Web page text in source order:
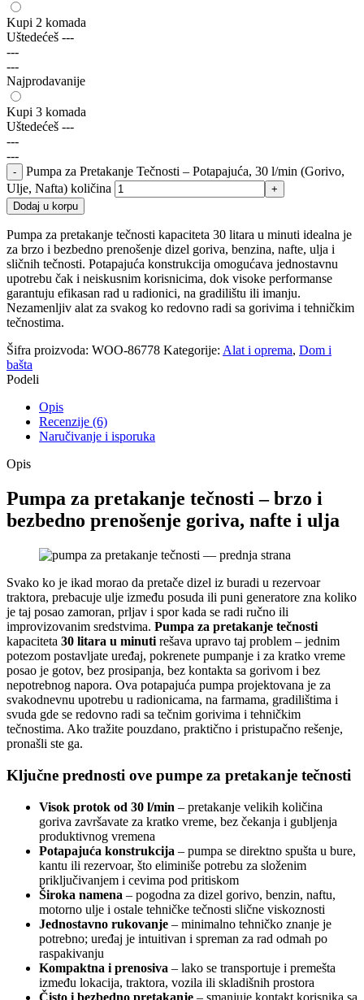
Kupi 2 komada
Uštedećeš ---
---
---
Najprodavanije
Kupi 3 komada
Uštedećeš ---
---
---
Pumpa za Pretakanje Tečnosti – Potapajuća, 30 l/min (Gorivo,
Ulje, Nafta) količina
Dodaj u korpu
Pumpa za pretakanje tečnosti kapaciteta 30 litara u minuti idealna je
za brzo i bezbedno prenošenje dizel goriva, benzina, nafte, ulja i
sličnih tečnosti. Potapajuća konstrukcija omogućava jednostavnu
upotrebu čak i neiskusnim korisnicima, dok visoke performanse
garantuju efikasan rad u radionici, na gradilištu ili imanju.
Nezamenljiv alat za svakog ko redovno radi sa gorivima i tehničkim
tečnostima.
Šifra proizvoda: WOO-86778 Kategorije: Alat i oprema, Dom i
bašta
Podeli
Opis
Recenzije (6)
Naručivanje i isporuka
Opis
Pumpa za pretakanje tečnosti – brzo i
bezbedno prenošenje goriva, nafte i ulja
Svako ko je ikad morao da pretače dizel iz buradi u rezervoar
traktora, prebacuje ulje između posuda ili puni generatore zna koliko
je taj posao zamoran, prljav i spor kada se radi ručno ili
improvizovanim sredstvima. Pumpa za pretakanje tečnosti
kapaciteta 30 litara u minuti rešava upravo taj problem – jednim
potezom postavljate uređaj, pokrenete pumpanje i za kratko vreme
posao je gotov, bez prosipanja, bez kontakta sa gorivom i bez
nepotrebnog napora. Ova potapajuća pumpa projektovana je za
svakodnevnu upotrebu u radionicama, na farmama, gradilištima i
svuda gde se redovno radi sa tečnim gorivima i tehničkim
tečnostima. Ako tražite pouzdano, praktično i pristupačno rešenje,
pronašli ste ga.
Ključne prednosti ove pumpe za pretakanje tečnosti
Visok protok od 30 l/min – pretakanje velikih količina
goriva završavate za kratko vreme, bez čekanja i gubljenja
produktivnog vremena
Potapajuća konstrukcija – pumpa se direktno spušta u bure,
kantu ili rezervoar, što eliminiše potrebu za složenim
priključivanjem i cevima pod pritiskom
Široka namena – pogodna za dizel gorivo, benzin, naftu,
motorno ulje i ostale tehničke tečnosti slične viskoznosti
Jednostavno rukovanje – minimalno tehničko znanje je
potrebno; uređaj je intuitivan i spreman za rad odmah po
raspakivanju
Kompaktna i prenosiva – lako se transportuje i premešta
između lokacija, traktora, vozila ili skladišnih prostora
Čisto i bezbedno pretakanje – smanjuje kontakt korisnika sa